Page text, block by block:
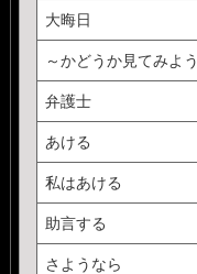
大晦日
～かどうか見てみよう
弁護士
あける
私はあける
助言する
さようなら